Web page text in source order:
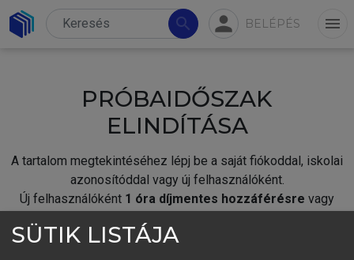
search person BELÉPÉS menu
PRÓBAIDŐSZAK
ELINDÍTÁSA
A tartalom megtekintéséhez lépj be a saját fiókoddal, iskolai
azonosítóddal vagy új felhasználóként.
Új felhasználóként 1 óra díjmentes hozzáférésre vagy
SÜTIK LISTÁJA